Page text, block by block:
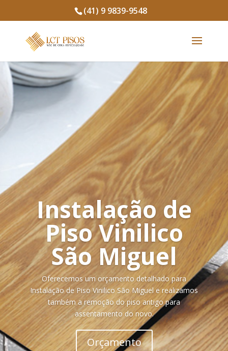
(41) 9 9839-9548
Instalação de
Piso Vinilico
São Miguel
Oferecemos um orçamento detalhado para
Instalação de Piso Vinilico São Miguel e realizamos
também a remoção do piso antigo para
assentamento do novo.
Orçamento